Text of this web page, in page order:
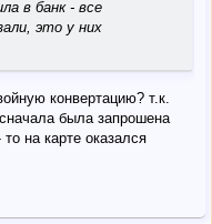
в банк - все
это у них
конвертацию? т.к.
была запрошена
на карте оказался